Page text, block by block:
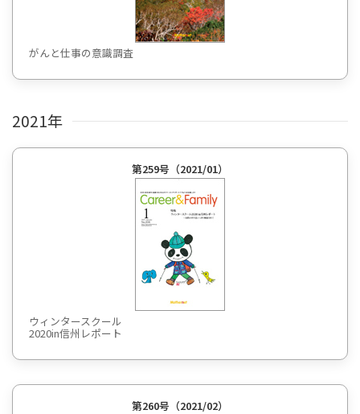
がんと仕事の意識調査
2021年
第259号（2021/01）
ウィンタースクール
2020in信州レポート
第260号（2021/02）